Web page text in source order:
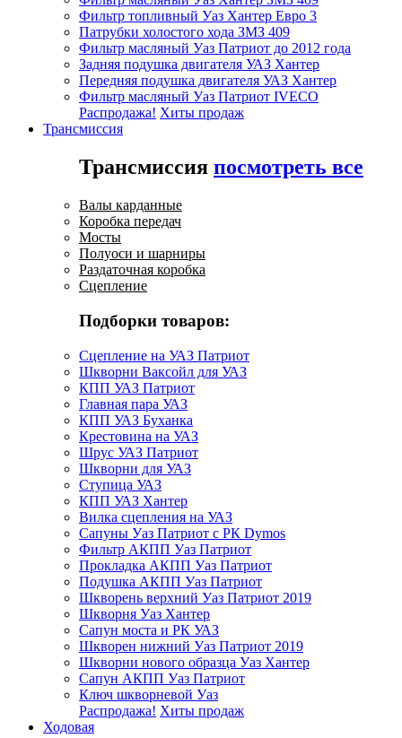
Фильтр топливный Уаз Хантер Евро 3
Патрубки холостого хода ЗМЗ 409
Фильтр масляный Уаз Патриот до 2012 года
Задняя подушка двигателя УАЗ Хантер
Передняя подушка двигателя УАЗ Хантер
Фильтр масляный Уаз Патриот IVECO
Распродажа! Хиты продаж
Трансмиссия
Трансмиссия посмотреть все
Валы карданные
Коробка передач
Мосты
Полуоси и шарниры
Раздаточная коробка
Сцепление
Подборки товаров:
Сцепление на УАЗ Патриот
Шкворни Ваксойл для УАЗ
КПП УАЗ Патриот
Главная пара УАЗ
КПП УАЗ Буханка
Крестовина на УАЗ
Шрус УАЗ Патриот
Шкворни для УАЗ
Ступица УАЗ
КПП УАЗ Хантер
Вилка сцепления на УАЗ
Сапуны Уаз Патриот с РК Dymos
Фильтр АКПП Уаз Патриот
Прокладка АКПП Уаз Патриот
Подушка АКПП Уаз Патриот
Шкворень верхний Уаз Патриот 2019
Шкворня Уаз Хантер
Сапун моста и РК УАЗ
Шкворен нижний Уаз Патриот 2019
Шкворни нового образца Уаз Хантер
Сапун АКПП Уаз Патриот
Ключ шкворневой Уаз
Распродажа! Хиты продаж
Ходовая